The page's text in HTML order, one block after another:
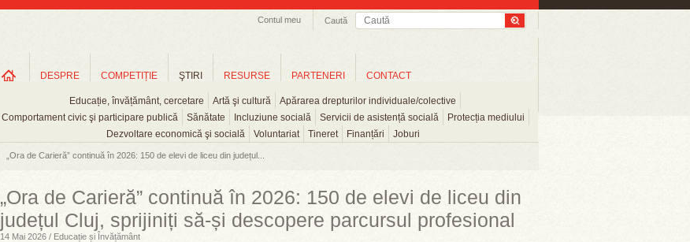
Caută
Contul meu
DESPRE COMPETIȚIE ŞTIRI
Educație, învățământ, cercetare Artă şi cultură
Apărarea drepturilor individuale/colective
Comportament civic şi participare publică
Sănătate Incluziune socială Servicii de asistență socială
Protecția mediului
Dezvoltare economică şi socială
Voluntariat Tineret Finanțări Joburi
RESURSE PARTENERI CONTACT
„Ora de Carieră” continuă în 2026: 150 de elevi de liceu din județul...
„Ora de Carieră” continuă în 2026: 150 de elevi de liceu din
județul Cluj, sprijiniți să-și descopere parcursul profesional
14 Mai 2026 / Educație și Învățământ